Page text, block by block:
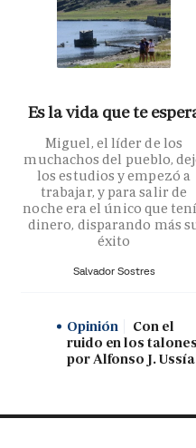
Es la vida que te
Miguel, el líder de los
muchachos del pueblo,
los estudios y empezó a
trabajar, y para salir de
noche era el único que
dinero, disparando más
éxito
Salvador Sostres
Opinión
Con el
ruido en los
por Alfonso J. Ussía